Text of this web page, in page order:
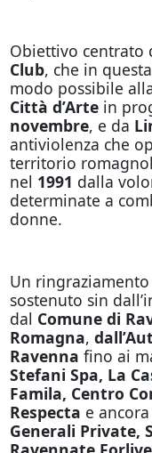
Obiettivo centrato
Club, che in
modo possibile
Città d’Artein
novembre, e da
antiviolenza che
territorio
nel 1991 dalla
determinate a
donne.
Un
sostenuto sin
dal Comune di
Romagna,
Ravenna fino ai
Stefani Spa, La
Famila, Centro
Respecta e ancora
Generali Private,